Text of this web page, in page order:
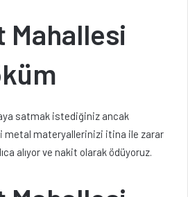
Mahallesi
satmak istediğiniz ancak
metal materyallerinizi itina ile zarar
alıyor ve nakit olarak ödüyoruz.